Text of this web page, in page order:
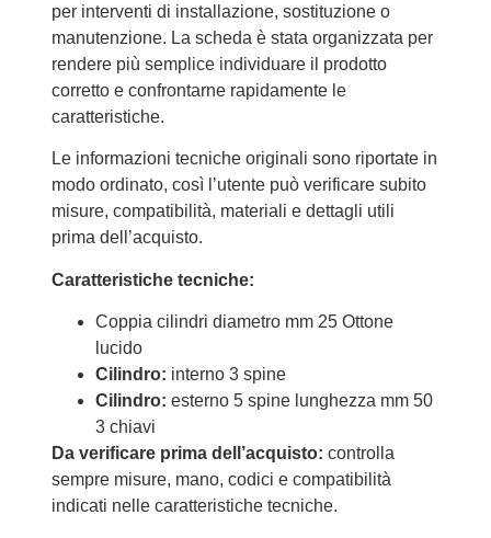
per interventi di installazione, sostituzione o
manutenzione. La scheda è stata organizzata per
rendere più semplice individuare il prodotto
corretto e confrontarne rapidamente le
caratteristiche.
Le informazioni tecniche originali sono riportate in
modo ordinato, così l’utente può verificare subito
misure, compatibilità, materiali e dettagli utili
prima dell’acquisto.
Caratteristiche tecniche:
Coppia cilindri diametro mm 25 Ottone
lucido
Cilindro: interno 3 spine
Cilindro: esterno 5 spine lunghezza mm 50
3 chiavi
Da verificare prima dell’acquisto: controlla
sempre misure, mano, codici e compatibilità
indicati nelle caratteristiche tecniche.